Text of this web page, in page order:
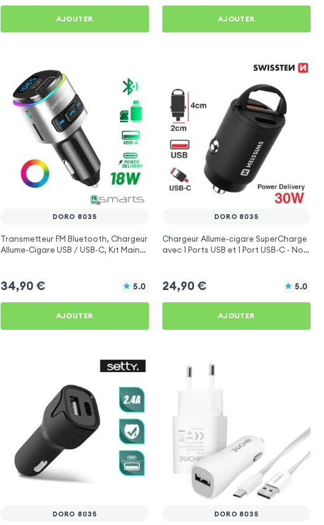
AJOUTER AJOUTER
DORO 8035
Transmetteur FM Bluetooth, Chargeur
Allume-Cigare USB / USB-C, Kit Main
34,90 € 5.0
AJOUTER
DORO 8035
Chargeur Allume-cigare SuperCharge
avec 1 Ports USB et 1 Port USB-C - Noir
24,90 € 5.0
AJOUTER
DORO 8035 DORO 8035